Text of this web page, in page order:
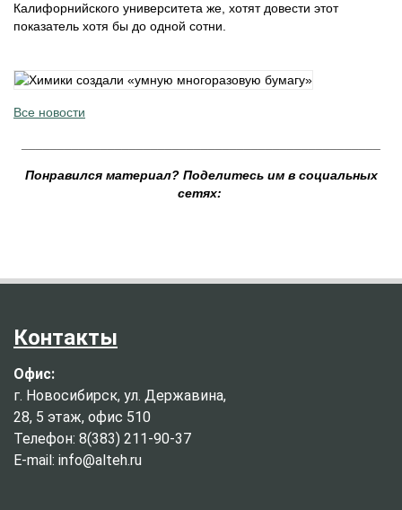
Калифорнийского университета же, хотят довести этот
показатель хотя бы до одной сотни.
Все новости
Понравился материал? Поделитесь им в социальных
сетях:
Контакты
Офис:
г. Новосибирск, ул. Державина,
28, 5 этаж, офис 510
Телефон: 8(383) 211-90-37
E-mail: info@alteh.ru